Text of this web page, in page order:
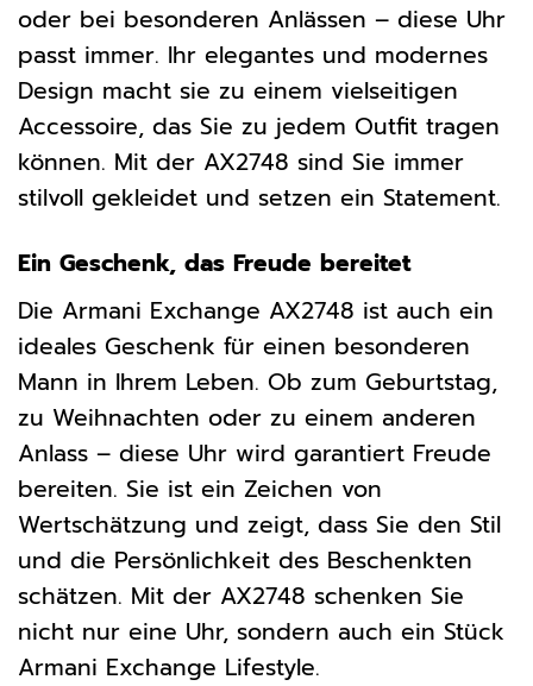
oder bei besonderen Anlässen – diese Uhr
passt immer. Ihr elegantes und modernes
Design macht sie zu einem vielseitigen
Accessoire, das Sie zu jedem Outfit tragen
können. Mit der AX2748 sind Sie immer
stilvoll gekleidet und setzen ein Statement.
Ein Geschenk, das Freude bereitet
Die Armani Exchange AX2748 ist auch ein
ideales Geschenk für einen besonderen
Mann in Ihrem Leben. Ob zum Geburtstag,
zu Weihnachten oder zu einem anderen
Anlass – diese Uhr wird garantiert Freude
bereiten. Sie ist ein Zeichen von
Wertschätzung und zeigt, dass Sie den Stil
und die Persönlichkeit des Beschenkten
schätzen. Mit der AX2748 schenken Sie
nicht nur eine Uhr, sondern auch ein Stück
Armani Exchange Lifestyle.